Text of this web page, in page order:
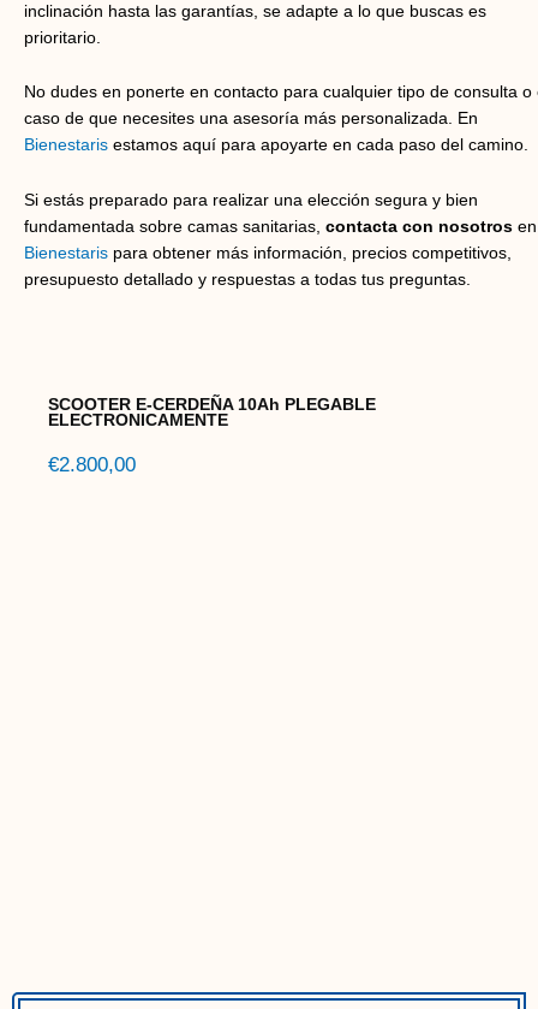
inclinación hasta las garantías, se adapte a lo que buscas es
prioritario.
No dudes en ponerte en contacto para cualquier tipo de consulta o
caso de que necesites una asesoría más personalizada. En
Bienestaris estamos aquí para apoyarte en cada paso del camino.
Si estás preparado para realizar una elección segura y bien
fundamentada sobre camas sanitarias, contacta con nosotros en
Bienestaris para obtener más información, precios competitivos,
presupuesto detallado y respuestas a todas tus preguntas.
SCOOTER E-CERDEÑA 10Ah PLEGABLE
ELECTRONICAMENTE
€2.800,00